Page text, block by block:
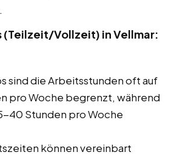
(Teilzeit/Vollzeit) in Vellmar:
sind die Arbeitsstunden oft auf
pro Woche begrenzt, während
40 Stunden pro Woche
können vereinbart